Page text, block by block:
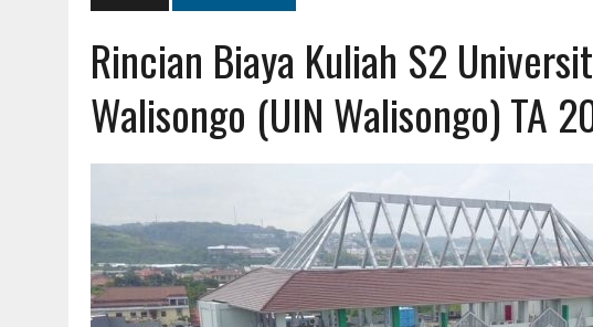
Rincian Biaya Kuliah S2
Walisongo (UIN Walisongo) TA